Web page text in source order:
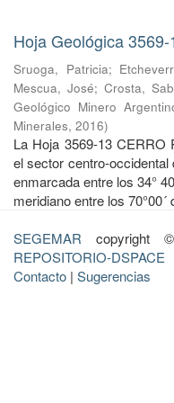
Hoja Geológica
Sruoga, Patricia;
Mescua, José;Crosta,
Geológico Minero
Minerales, 2016)
La Hoja 3569-13 CERRO
el sector centro-
enmarcada entre los 34°
meridiano entre los 70°00´
SEGEMAR copyright
REPOSITORIO-DSPACE
Contacto | Sugerencias